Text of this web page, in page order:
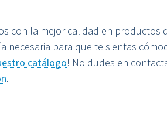
con la mejor calidad en productos
necesaria para que te sientas
catálogo! No dudes en
.